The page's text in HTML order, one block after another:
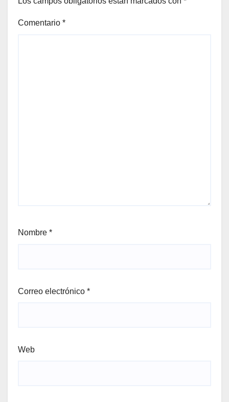
Comentario *
Nombre *
Correo electrónico *
Web